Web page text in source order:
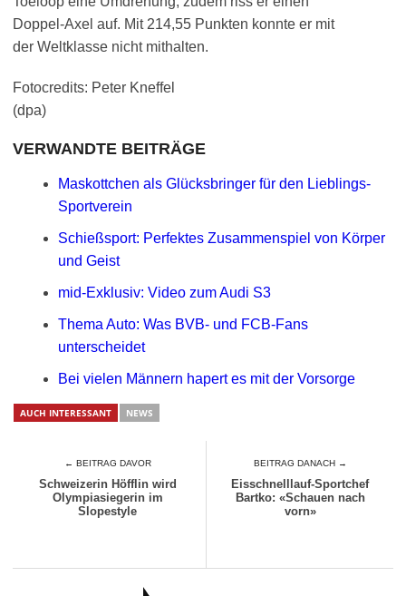
Doppel-Axel auf. Mit 214,55 Punkten konnte er mit
der Weltklasse nicht mithalten.
Fotocredits: Peter Kneffel
(dpa)
VERWANDTE BEITRÄGE
Maskottchen als Glücksbringer für den Lieblings-
Sportverein
Schießsport: Perfektes Zusammenspiel von Körper
und Geist
mid-Exklusiv: Video zum Audi S3
Thema Auto: Was BVB- und FCB-Fans
unterscheidet
Bei vielen Männern hapert es mit der Vorsorge
AUCH INTERESSANT NEWS
← BEITRAG DAVOR
Schweizerin Höfflin wird
Olympiasiegerin im
Slopestyle
BEITRAG DANACH →
Eisschnelllauf-Sportchef
Bartko: «Schauen nach
vorn»